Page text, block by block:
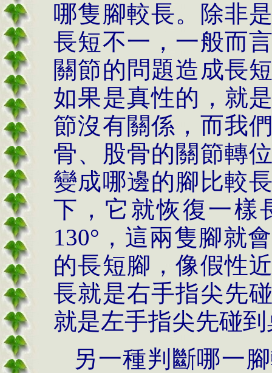
哪隻腳較長。除非
長短不一，一般而
關節的問題造成長
如果是真性的，就
節沒有關係，而我
骨、股骨的關節轉
變成哪邊的腳比較
下，它就恢復一樣
130°，這兩隻腳就
的長短腳，像假性
長就是右手指尖先
就是左手指尖先碰
另一種判斷哪一